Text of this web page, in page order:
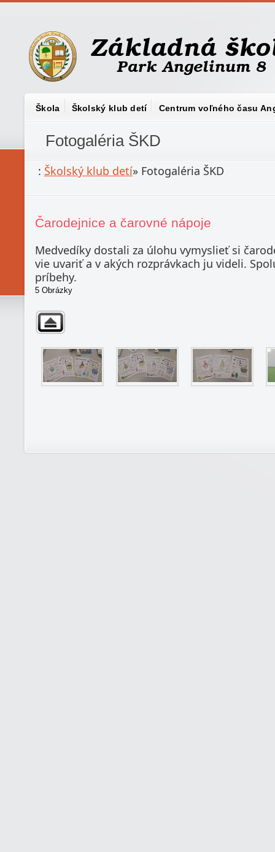
Škola Školský klub detí Centrum voľného času
Fotogaléria ŠKD
: Školský klub detí» Fotogaléria ŠKD
Čarodejnice a čarovné nápoje
Medvedíky dostali za úlohu vymyslieť si
vie uvariť a v akých rozprávkach ju videli.
príbehy.
5 Obrázky